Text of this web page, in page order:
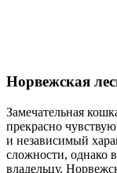
Норвежская
Замечательная
прекрасно
и независимый
сложности, однако
владельцу.